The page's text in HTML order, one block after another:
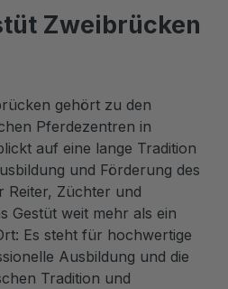
Zweibrücken
gehört zu den
Pferdezentren in
auf eine lange Tradition
und Förderung des
Reiter, Züchter und
Gestüt weit mehr als ein
Es steht für hochwertige
Ausbildung und die
Tradition und